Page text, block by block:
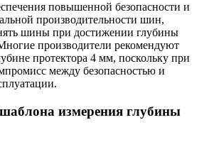
повышенной безопасности и
производительности шин,
шины при достижении глубины
производители рекомендуют
протектора 4 мм, поскольку при
между безопасностью и
измерения глубины